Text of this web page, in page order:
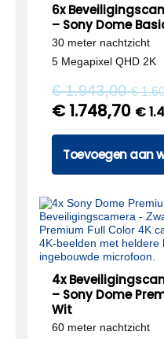
6x
– Sony Dome
30 meter nachtzicht
5 Megapixel QHD 2K
€1.943,00 €
€1.748,70 €
Toevoegen aan
4x
– Sony Dome
Wit
60 meter nachtzicht